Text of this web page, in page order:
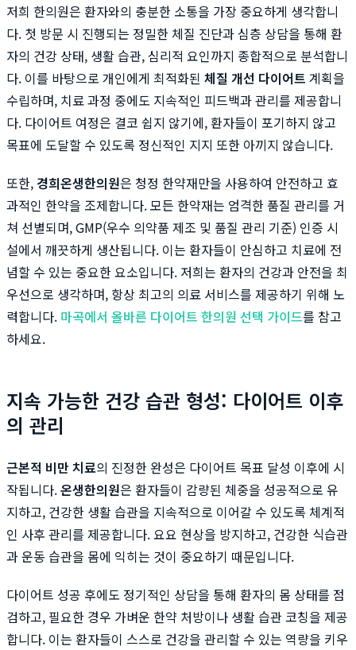
저희 한의원은 환자와의 충분한 소통을 가장 중요하게 생각합니
다. 첫 방문 시 진행되는 정밀한 체질 진단과 심층 상담을 통해 환
자의 건강 상태, 생활 습관, 심리적 요인까지 종합적으로 분석합니
다. 이를 바탕으로 개인에게 최적화된 체질 개선 다이어트 계획을
수립하며, 치료 과정 중에도 지속적인 피드백과 관리를 제공합니
다. 다이어트 여정은 결코 쉽지 않기에, 환자들이 포기하지 않고
목표에 도달할 수 있도록 정신적인 지지 또한 아끼지 않습니다.
또한, 경희온생한의원은 청정 한약재만을 사용하여 안전하고 효
과적인 한약을 조제합니다. 모든 한약재는 엄격한 품질 관리를 거
쳐 선별되며, GMP(우수 의약품 제조 및 품질 관리 기준) 인증 시
설에서 깨끗하게 생산됩니다. 이는 환자들이 안심하고 치료에 전
념할 수 있는 중요한 요소입니다. 저희는 환자의 건강과 안전을 최
우선으로 생각하며, 항상 최고의 의료 서비스를 제공하기 위해 노
력합니다. 마곡에서 올바른 다이어트 한의원 선택 가이드를 참고
하세요.
지속 가능한 건강 습관 형성: 다이어트 이후
의 관리
근본적 비만 치료의 진정한 완성은 다이어트 목표 달성 이후에 시
작됩니다.온생한의원은 환자들이 감량된 체중을 성공적으로 유
지하고, 건강한 생활 습관을 지속적으로 이어갈 수 있도록 체계적
인 사후 관리를 제공합니다. 요요 현상을 방지하고, 건강한 식습관
과 운동 습관을 몸에 익히는 것이 중요하기 때문입니다.
다이어트 성공 후에도 정기적인 상담을 통해 환자의 몸 상태를 점
검하고, 필요한 경우 가벼운 한약 처방이나 생활 습관 코칭을 제공
합니다. 이는 환자들이 스스로 건강을 관리할 수 있는 역량을 키우